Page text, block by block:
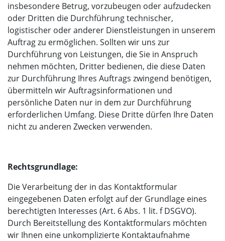
insbesondere Betrug, vorzubeugen oder aufzudecken
oder Dritten die Durchführung technischer,
logistischer oder anderer Dienstleistungen in unserem
Auftrag zu ermöglichen. Sollten wir uns zur
Durchführung von Leistungen, die Sie in Anspruch
nehmen möchten, Dritter bedienen, die diese Daten
zur Durchführung Ihres Auftrags zwingend benötigen,
übermitteln wir Auftragsinformationen und
persönliche Daten nur in dem zur Durchführung
erforderlichen Umfang. Diese Dritte dürfen Ihre Daten
nicht zu anderen Zwecken verwenden.
Rechtsgrundlage:
Die Verarbeitung der in das Kontaktformular
eingegebenen Daten erfolgt auf der Grundlage eines
berechtigten Interesses (Art. 6 Abs. 1 lit. f DSGVO).
Durch Bereitstellung des Kontaktformulars möchten
wir Ihnen eine unkomplizierte Kontaktaufnahme